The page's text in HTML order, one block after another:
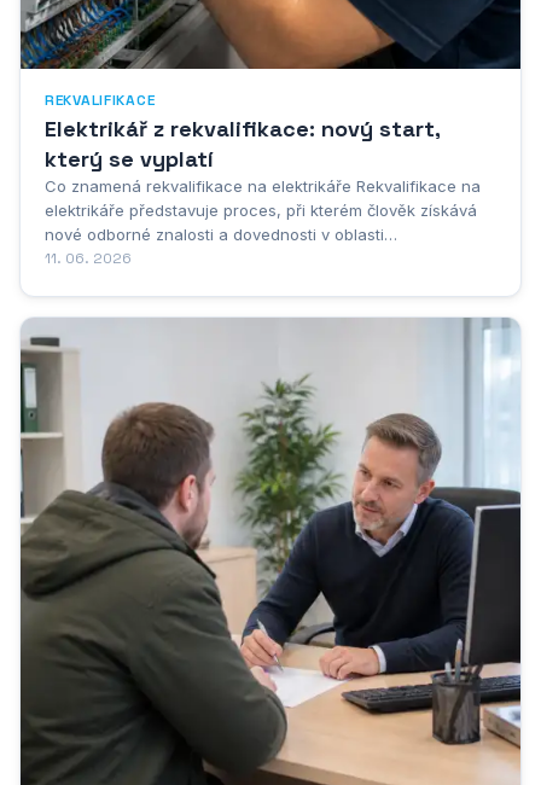
REKVALIFIKACE
Elektrikář z rekvalifikace: nový start,
který se vyplatí
Co znamená rekvalifikace na elektrikáře Rekvalifikace na
elektrikáře představuje proces, při kterém člověk získává
nové odborné znalosti a dovednosti v oblasti
elektrotechniky, aniž by nutně musel mít předchozí vzdělání
11. 06. 2026